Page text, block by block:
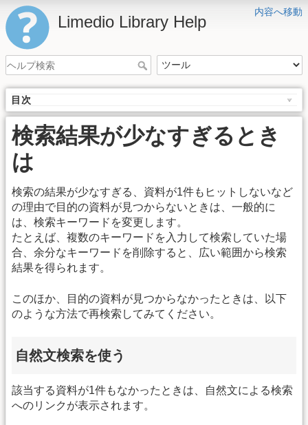
内容へ移動
Limedio Library Help
目次
検索結果が少なすぎるとき
は
検索の結果が少なすぎる、資料が1件もヒットしないなど
の理由で目的の資料が見つからないときは、一般的に
は、検索キーワードを変更します。
たとえば、複数のキーワードを入力して検索していた場
合、余分なキーワードを削除すると、広い範囲から検索
結果を得られます。
このほか、目的の資料が見つからなかったときは、以下
のような方法で再検索してみてください。
自然文検索を使う
該当する資料が1件もなかったときは、自然文による検索
へのリンクが表示されます。